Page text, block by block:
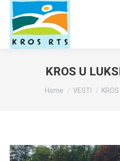
KROS U
You are here:
Home VESTI